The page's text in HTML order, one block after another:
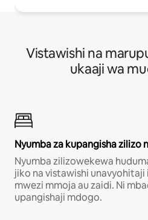
Vistawishi na
ukaaji wa
Nyumba za kupangisha zilizo
Nyumba zilizowekewa
jiko na vistawishi
mwezi mmoja au zaidi. Ni
upangishaji mdogo.